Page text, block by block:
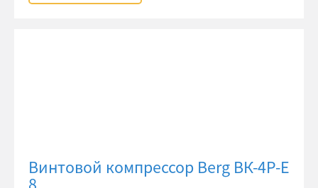
Винтовой компрессор Berg ВК-4Р-Е